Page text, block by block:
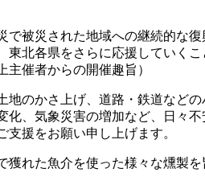
で被災された地域への継続的な
東北各県をさらに応援していく
催者からの開催趣旨）
地のかさ上げ、道路・鉄道など
化、気象災害の増加など、日々
援をお願い申し上げます。
れた魚介を使った様々な燻製